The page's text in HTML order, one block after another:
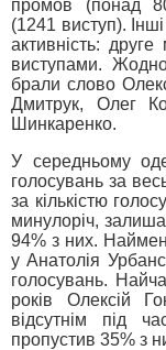
промов (понад
(1241 виступ).
активність:
виступами.
брали слово
Дмитрук, Олег
Шинкаренко.
У середньому
голосувань за
за кількістю
минулоріч,
94% з них.
у Анатолія
голосувань.
років Олексій
відсутнім під
пропустив 35% з